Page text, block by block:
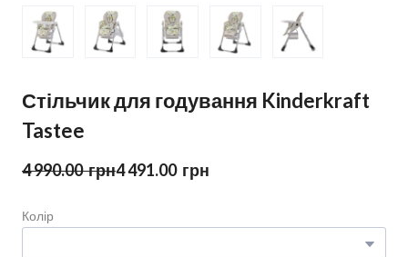
Стільчик для годування Kinderkraft
Tastee
4 990.00  грн4 491.00  грн
Колір